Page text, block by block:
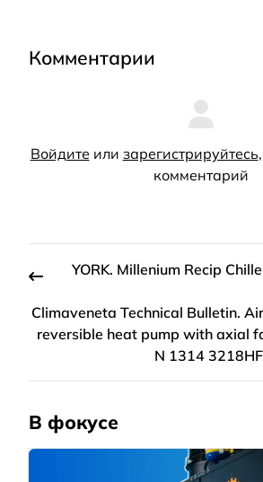
Комментарии
Войдите или зарегистрируйтесь
комментарий
YORK. Millenium Recip
Climaveneta Technical Bulletin.
reversible heat pump with axial
N 1314
В фокусе